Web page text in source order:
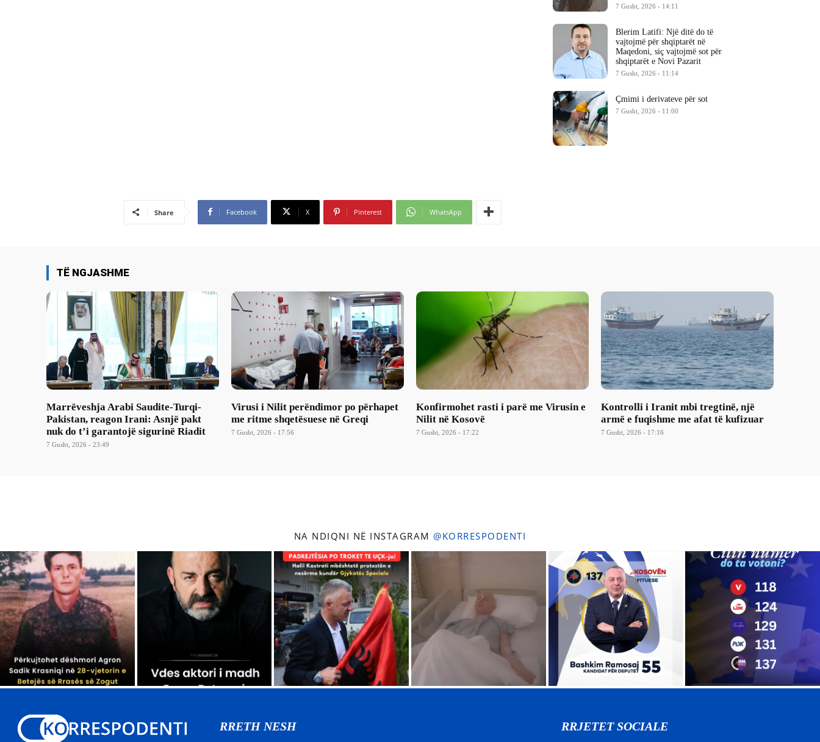
Share Facebook X Pinterest WhatsApp
7 Gusht, 2026 - 14:11
Blerim Latifi: Një ditë do të
vajtojmë për shqiptarët në
Maqedoni, siç vajtojmë sot për
shqiptarët e Novi Pazarit
7 Gusht, 2026 - 11:14
Çmimi i derivateve për sot
7 Gusht, 2026 - 11:00
TË NGJASHME
Marrëveshja Arabi Saudite-Turqi-
Pakistan, reagon Irani: Asnjë pakt
nuk do t’i garantojë sigurinë Riadit
7 Gusht, 2026 - 23:49
Virusi i Nilit perëndimor po përhapet
me ritme shqetësuese në Greqi
7 Gusht, 2026 - 17:56
Konfirmohet rasti i parë me Virusin e
Nilit në Kosovë
7 Gusht, 2026 - 17:22
Kontrolli i Iranit mbi tregtinë, një
armë e fuqishme me afat të kufizuar
7 Gusht, 2026 - 17:16
NA NDIQNI NË INSTAGRAM @KORRESPODENTI
RRETH NESH RRJETET SOCIALE